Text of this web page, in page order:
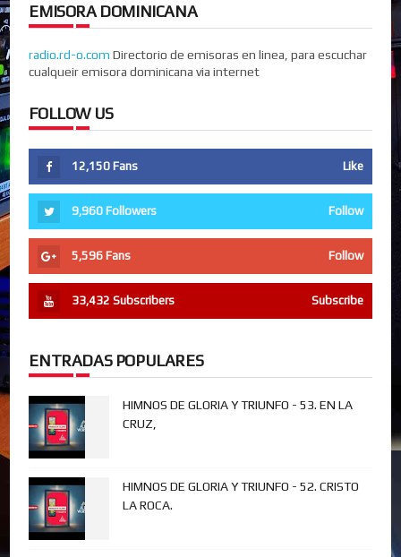
EMISORA DOMINICANA
radio.rd-o.com Directorio de emisoras en linea, para escuchar
cualqueir emisora dominicana via internet
FOLLOW US
12,150 Fans Like
9,960 Followers Follow
5,596 Fans Follow
33,432 Subscribers Subscribe
ENTRADAS POPULARES
HIMNOS DE GLORIA Y TRIUNFO - 53. EN LA
CRUZ,
HIMNOS DE GLORIA Y TRIUNFO - 52. CRISTO
LA ROCA.